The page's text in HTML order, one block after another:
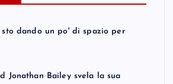
sto dando un po' di spazio per
Jonathan Bailey svela la sua